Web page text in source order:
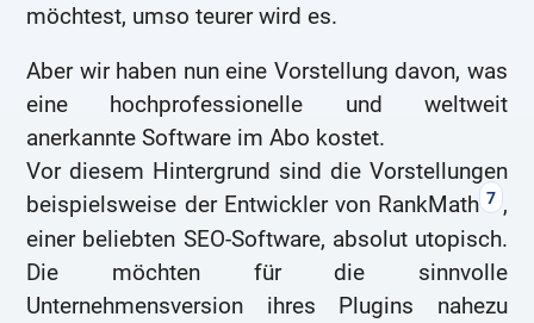
möchtest, umso teurer wird es.
Aber wir haben nun eine Vorstellung davon, was
eine hochprofessionelle und weltweit
anerkannte Software im Abo kostet.
Vor diesem Hintergrund sind die Vorstellungen
beispielsweise der Entwickler von RankMath 7 ,
einer beliebten SEO-Software, absolut utopisch.
Die möchten für die sinnvolle
Unternehmensversion ihres Plugins nahezu